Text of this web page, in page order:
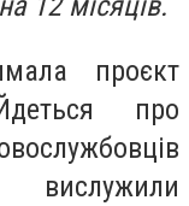
проєкт
про
вислужили